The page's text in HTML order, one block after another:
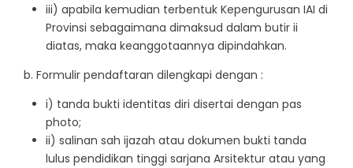
iii) apabila kemudian terbentuk Kepengurusan IAI di
Provinsi sebagaimana dimaksud dalam butir ii
diatas, maka keanggotaannya dipindahkan.
b. Formulir pendaftaran dilengkapi dengan :
i) tanda bukti identitas diri disertai dengan pas
photo;
ii) salinan sah ijazah atau dokumen bukti tanda
lulus pendidikan tinggi sarjana Arsitektur atau yang